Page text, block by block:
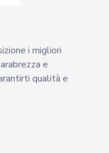
i migliori
e
qualità e